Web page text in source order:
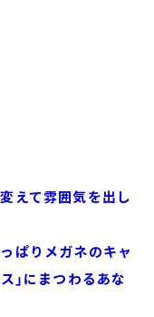
えて雰囲気を出し
ぱりメガネのキャ
」にまつわるあな